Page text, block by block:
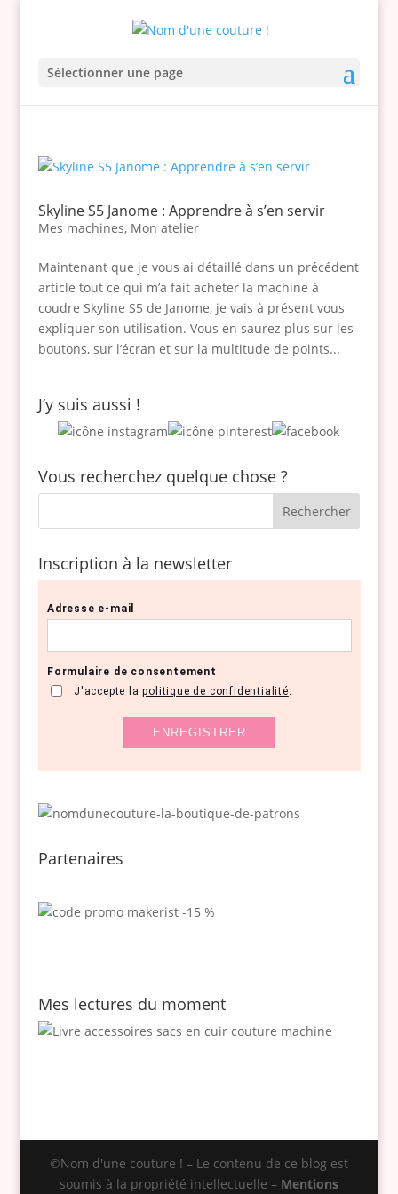
Sélectionner une page
Skyline S5 Janome : Apprendre à s’en servir
Mes machines, Mon atelier
Maintenant que je vous ai détaillé dans un précédent
article tout ce qui m’a fait acheter la machine à
coudre Skyline S5 de Janome, je vais à présent vous
expliquer son utilisation. Vous en saurez plus sur les
boutons, sur l’écran et sur la multitude de points...
J’y suis aussi !
Vous recherchez quelque chose ?
Inscription à la newsletter
Partenaires
Mes lectures du moment
©Nom d'une couture ! – Le contenu de ce blog est
soumis à la propriété intellectuelle – Mentions